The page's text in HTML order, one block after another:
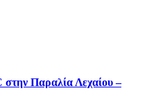
Παραλία Λεχαίου –